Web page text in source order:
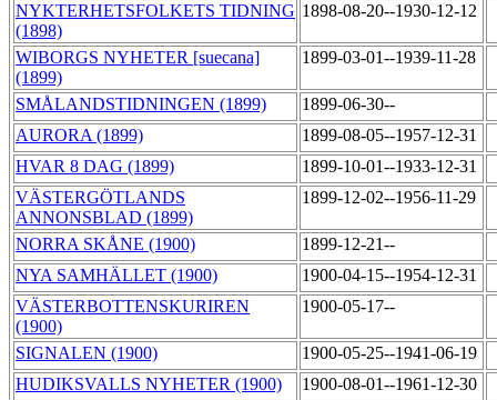
NYKTERHETSFOLKETS TIDNING
(1898)
1898-08-20--1930-12-12
WIBORGS NYHETER [suecana]
(1899)
1899-03-01--1939-11-28
SMÅLANDSTIDNINGEN (1899)
1899-06-30--
AURORA (1899)
1899-08-05--1957-12-31
HVAR 8 DAG (1899)
1899-10-01--1933-12-31
VÄSTERGÖTLANDS
ANNONSBLAD (1899)
1899-12-02--1956-11-29
NORRA SKÅNE (1900)
1899-12-21--
NYA SAMHÄLLET (1900)
1900-04-15--1954-12-31
VÄSTERBOTTENSKURIREN
(1900)
1900-05-17--
SIGNALEN (1900)
1900-05-25--1941-06-19
HUDIKSVALLS NYHETER (1900)
1900-08-01--1961-12-30